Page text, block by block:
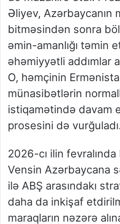
Əliyev, Azərbaycanın
bitməsindən sonra
əmin-amanlığı təmin
əhəmiyyətli addımlar
O, həmçinin
münasibətlərin
istiqamətində davam
prosesini də
2026-cı ilin
Vensin Azərbaycana
ilə ABŞ arasındakı
daha da inkişaf
maraqların nəzərə